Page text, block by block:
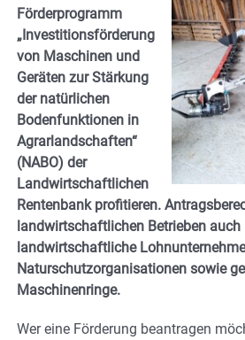
Förderprogramm
„Investitionsförderung
von Maschinen und
Geräten zur Stärkung
der natürlichen
Bodenfunktionen in
Agrarlandschaften“
(NABO) der
Landwirtschaftlichen
Rentenbank profitieren.
landwirtschaftlichen Betrieben auch
landwirtschaftliche
Naturschutzorganisationen sowie
Maschinenringe.
Wer eine Förderung beantragen